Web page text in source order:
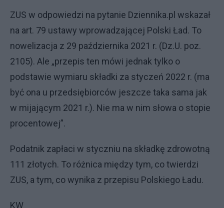
ZUS w odpowiedzi na pytanie Dziennika.pl wskazał
na art. 79 ustawy wprowadzającej Polski Ład. To
nowelizacja z 29 października 2021 r. (Dz.U. poz.
2105). Ale „przepis ten mówi jednak tylko o
podstawie wymiaru składki za styczeń 2022 r. (ma
być ona u przedsiębiorców jeszcze taka sama jak
w mijającym 2021 r.). Nie ma w nim słowa o stopie
procentowej”.
Podatnik zapłaci w styczniu na składkę zdrowotną
111 złotych. To różnica między tym, co twierdzi
ZUS, a tym, co wynika z przepisu Polskiego Ładu.
KW